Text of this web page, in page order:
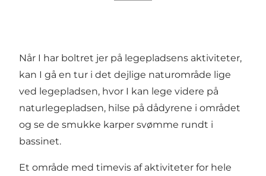
Når I har boltret jer på legepladsens aktiviteter,
kan I gå en tur i det dejlige naturområde lige
ved legepladsen, hvor I kan lege videre på
naturlegepladsen, hilse på dådyrene i området
og se de smukke karper svømme rundt i
bassinet.
Et område med timevis af aktiviteter for hele